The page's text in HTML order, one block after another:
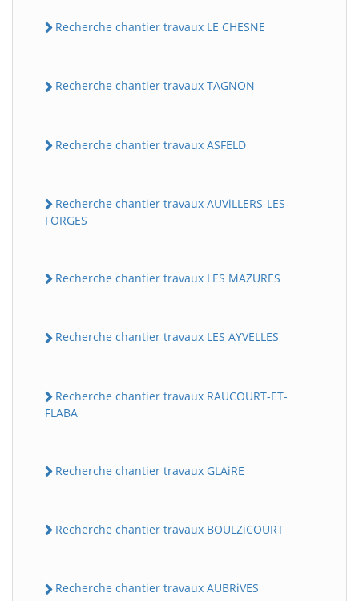
Recherche chantier travaux LE CHESNE
Recherche chantier travaux TAGNON
Recherche chantier travaux ASFELD
Recherche chantier travaux AUViLLERS-LES-
FORGES
Recherche chantier travaux LES MAZURES
Recherche chantier travaux LES AYVELLES
Recherche chantier travaux RAUCOURT-ET-
FLABA
Recherche chantier travaux GLAiRE
Recherche chantier travaux BOULZiCOURT
Recherche chantier travaux AUBRiVES